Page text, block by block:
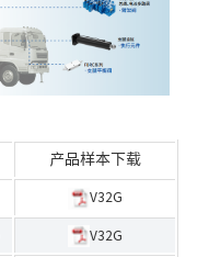
产品样本下载
V32G
V32G